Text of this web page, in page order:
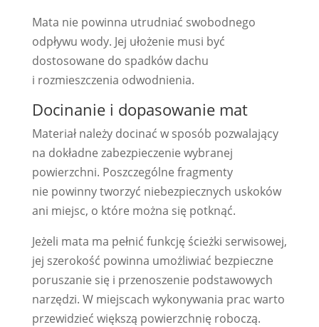
Mata nie powinna utrudniać swobodnego
odpływu wody. Jej ułożenie musi być
dostosowane do spadków dachu
i rozmieszczenia odwodnienia.
Docinanie i dopasowanie mat
Materiał należy docinać w sposób pozwalający
na dokładne zabezpieczenie wybranej
powierzchni. Poszczególne fragmenty
nie powinny tworzyć niebezpiecznych uskoków
ani miejsc, o które można się potknąć.
Jeżeli mata ma pełnić funkcję ścieżki serwisowej,
jej szerokość powinna umożliwiać bezpieczne
poruszanie się i przenoszenie podstawowych
narzędzi. W miejscach wykonywania prac warto
przewidzieć większą powierzchnię roboczą.